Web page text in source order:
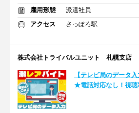
雇用形態
派遣社員
アクセス
さっぽろ駅
株式会社トライバルユニット 札幌支店
【テレビ局のデータ
★電話対応なし！視聴